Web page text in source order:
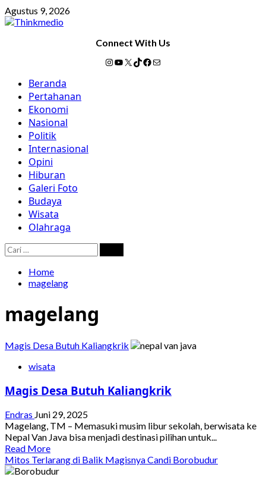
Skip
to
Agustus 9, 2026
Connect With Us
Instagram
YouTube
X TikTok
Facebook
Mail
Primary
Menu
Beranda
Pertahanan
Ekonomi
Nasional
Politik
Internasional
Opini
Hiburan
Galeri Foto
Budaya
Wisata
Olahraga
Cari
untuk:
Home
magelang
magelang
Magis Desa Butuh Kaliangkrik
wisata
Magis Desa Butuh Kaliangkrik
Endras Juni 29, 2025
Magelang, TM – Memasuki musim libur sekolah, berwisata ke
Nepal Van Java bisa menjadi destinasi pilihan untuk...
Read MoreRead
more
about
Mitos Terlarang di Balik Magisnya Candi Borobudur